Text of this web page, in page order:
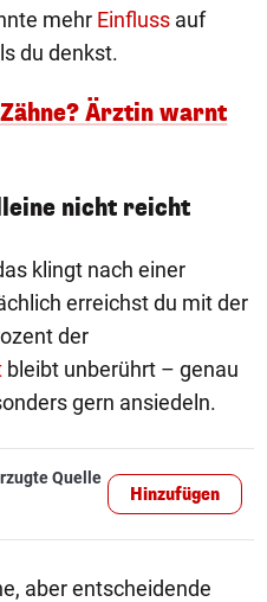
mehr Einfluss auf
du denkst.
Ärztin warnt
nicht reicht
klingt nach einer
erreichst du mit der
der
bleibt unberührt – genau
gern ansiedeln.
Quelle
Hinzufügen
aber entscheidende